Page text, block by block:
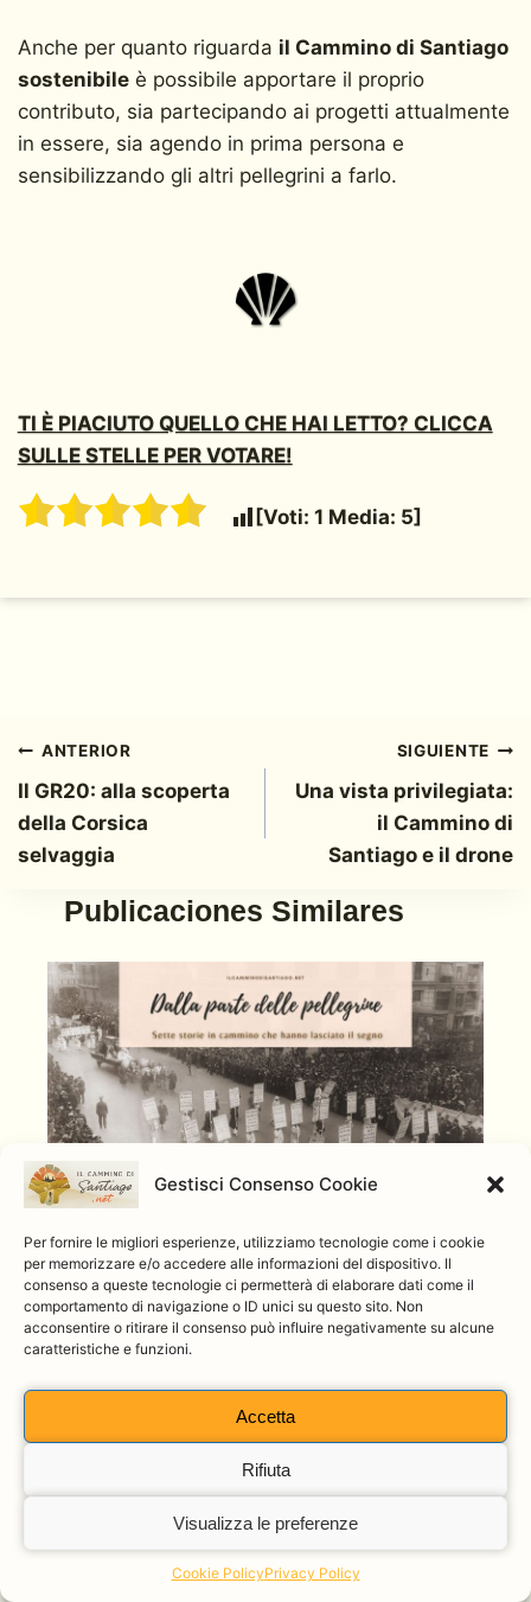
Gestisci Consenso Cookie
Per fornire le migliori esperienze, utilizziamo tecnologie come i cookie
per memorizzare e/o accedere alle informazioni del dispositivo. Il
consenso a queste tecnologie ci permetterà di elaborare dati come il
comportamento di navigazione o ID unici su questo sito. Non
acconsentire o ritirare il consenso può influire negativamente su alcune
caratteristiche e funzioni.
Accetta
Rifiuta
Visualizza le preferenze
Cookie PolicyPrivacy Policy
Anche per quanto riguarda il Cammino di Santiago
sostenibileè possibile apportare il proprio
contributo, sia partecipando ai progetti attualmente
in essere, sia agendo in prima persona e
sensibilizzando gli altri pellegrini a farlo.
TI È PIACIUTO QUELLO CHE HAI LETTO? CLICCA
SULLE STELLE PER VOTARE!
[Voti: 1 Media: 5]
Navegación
de
entradas
ANTERIOR
Il GR20: alla scoperta
della Corsica
selvaggia
SIGUIENTE
Una vista privilegiata:
il Cammino di
Santiago e il drone
Publicaciones Similares
Donne in cammino: 7 storie che
hanno lasciato il segno
PorAdmin 8 marzo 2021